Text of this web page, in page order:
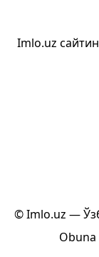
Imlo.uz
© Imlo.uz —
Obuna